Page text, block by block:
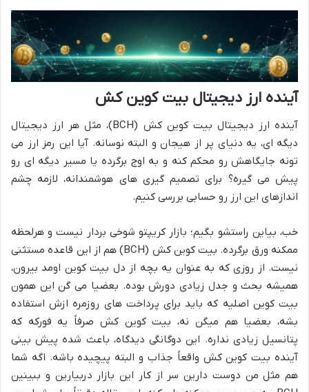
آینده ارز دیجیتال بیت کوین کش
آینده ارز دیجیتال بیت کوین کش (BCH)، مثل هر ارز دیجیتال
دیگه ای، یه دنیای پر از هیجان و البته نوسانه. آیا این رمز ارز می
تونه جایگاهش رو محکم کنه و به اوج برگرده یا مسیر دیگه ای رو
پیش می گیره؟ برای تصمیم گیری های هوشمندانه، لازمه چشم
اندازهای این ارز رو حسابی بررسی کنیم.
خب، بیاین راستشو بگیم؛ بازار کریپتو شوخی بردار نیست و هرلحظه
ممکنه ورق برگرده. بیت کوین کش (BCH) هم از این قاعده مستثنی
نیست. از روزی که به عنوان یه بچه از دل بیت کوین اومد بیرون،
همیشه بحث و جدل زیادی دورش بوده. بعضیا می گن این همون
بیت کوین اصلیه که باید برای پرداخت های روزمره ازش استفاده
بشه، بعضیا هم میگن نه، بیت کوین کش صرفاً یه فورکه که
پتانسیل زیادی نداره. این دوگانگی دیدگاه، باعث شده پیش بینی
آینده بیت کوین کش واقعاً جذاب و البته پیچیده باشه. اگه شما
هم مثل من دوست دارین سر از کار این بازار دربیارین و ببینین